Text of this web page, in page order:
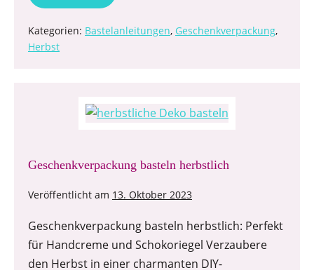
Kategorien: Bastelanleitungen, Geschenkverpackung,
Herbst
Geschenkverpackung basteln herbstlich
Veröffentlicht am 13. Oktober 2023
Geschenkverpackung basteln herbstlich: Perfekt
für Handcreme und Schokoriegel Verzaubere
den Herbst in einer charmanten DIY-